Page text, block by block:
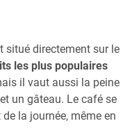
situé directement sur le
les plus populaires
il vaut aussi la peine
un gâteau. Le café se
la journée, même en